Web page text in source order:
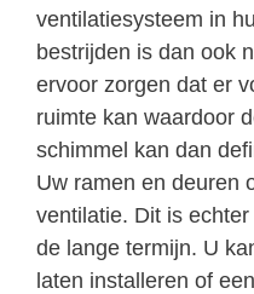
ventilatiesysteem in
bestrijden is dan ook
ervoor zorgen dat er
ruimte kan waardoor
schimmel kan dan
Uw ramen en deuren
ventilatie. Dit is
de lange termijn. U
laten installeren of